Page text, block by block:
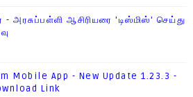
- அரசுப்பள்ளி ஆசிரியரை 'டிஸ்மிஸ்' செய்து
Mobile App - New Update 1.23.3 -
Link